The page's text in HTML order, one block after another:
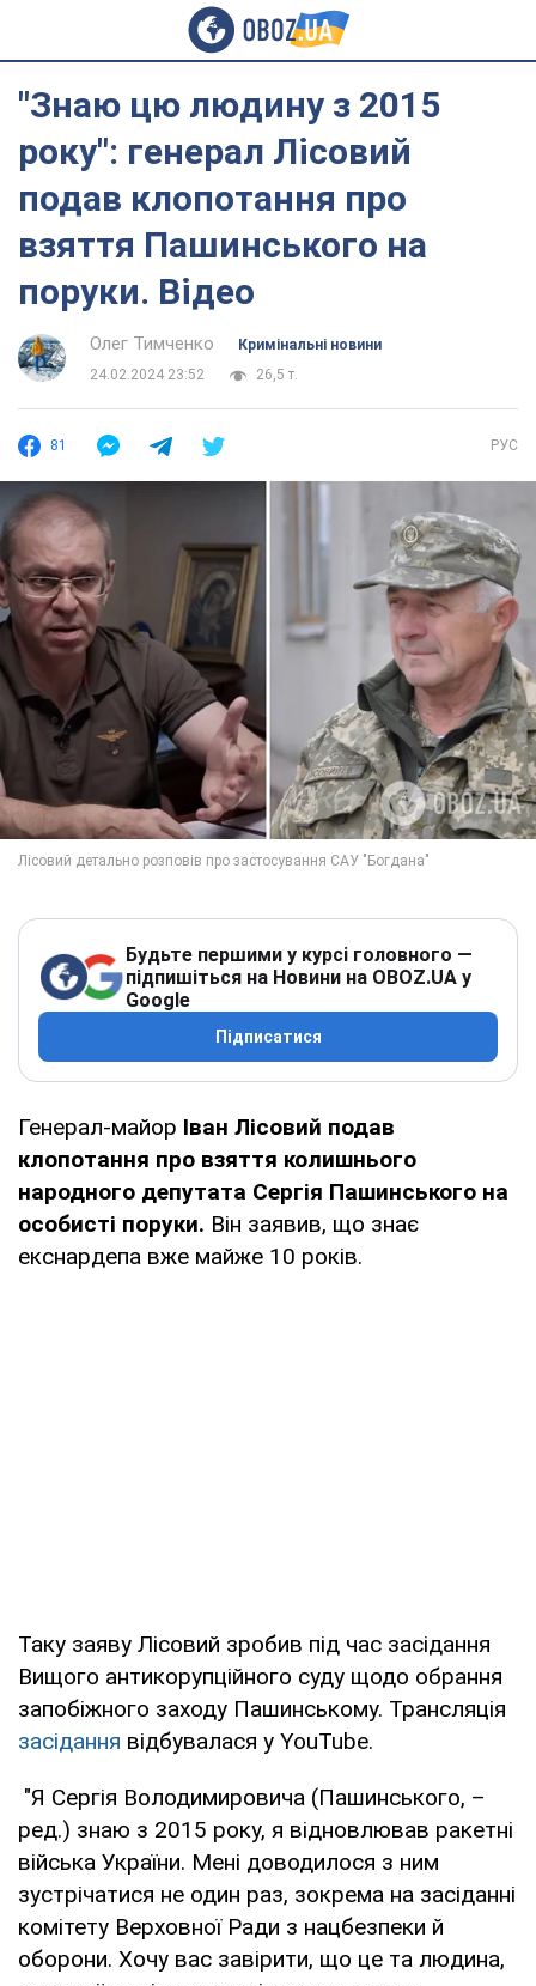
"Знаю цю людину з 2015
року": генерал Лісовий
подав клопотання про
взяття Пашинського на
поруки. Відео
Олег Тимченко
Кримінальні новини
24.02.2024 23:52
26,5 т.
81 РУС
Будьте першими у курсі головного —
підпишіться на Новини на OBOZ.UA у
Google
Підписатися
Генерал-майор Іван Лісовий подав
клопотання про взяття колишнього
народного депутата Сергія Пашинського на
особисті поруки. Він заявив, що знає
екснардепа вже майже 10 років.
Таку заяву Лісовий зробив під час засідання
Вищого антикорупційного суду щодо обрання
запобіжного заходу Пашинському. Трансляція
засідання відбувалася у YouTube.
"Я Сергія Володимировича (Пашинського, –
ред.) знаю з 2015 року, я відновлював ракетні
війська України. Мені доводилося з ним
зустрічатися не один раз, зокрема на засіданні
комітету Верховної Ради з нацбезпеки й
оборони. Хочу вас завірити, що це та людина,